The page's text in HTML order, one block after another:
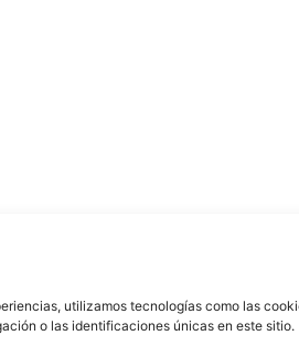
utilizamos tecnologías como las
o las identificaciones únicas en este